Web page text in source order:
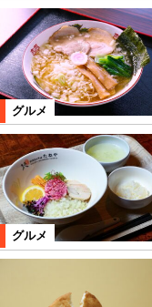
グルメ
グルメ